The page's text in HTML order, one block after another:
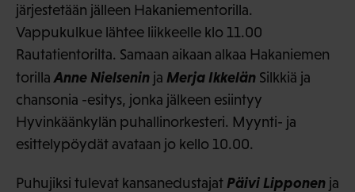
järjestetään jälleen Hakaniementorilla.
Vappukulkue lähtee liikkeelle klo 11.00
Rautatientorilta. Samaan aikaan alkaa Hakaniemen
torilla Anne Nielsenin ja Merja Ikkelän Silkkiä ja
chansonia -esitys, jonka jälkeen esiintyy
Hyvinkäänkylän puhallinorkesteri. Myynti- ja
esittelypöydät avataan jo kello 10.00.
Puhujiksi tulevat kansanedustajat Päivi Lipponen ja